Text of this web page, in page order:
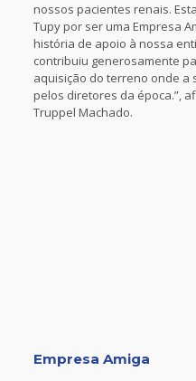
nossos pacientes renais.
Tupy por ser uma Empresa
história de apoio à nossa
contribuiu generosamente
aquisição do terreno onde
pelos diretores da época.”,
Truppel Machado.
Empresa Amiga